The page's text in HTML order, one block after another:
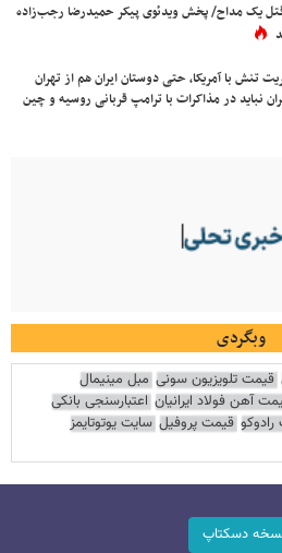
یک مداح/ پخش ویدئوی پیکر حمیدرضا رجب‌زاده
تنش با آمریکا، حتی دوستان ایران هم از تهران
نباید در مذاکرات با ترامپ قربانی روسیه و چین
وبگردی
قیمت تلویزیون سونی مبل مینیمال
آهن فولاد ایرانیان اعتبارسنجی بانکی
قیمت پروفیل سایت یوتوتایمز
دسکتاپ